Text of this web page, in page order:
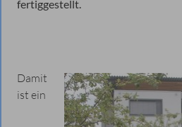
fertiggestellt.
Damit
ist ein